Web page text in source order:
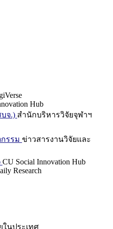
Hub
จ.) สำนักบริหารวิจัยจุฬาฯ
รรม ข่าวสารงานวิจัยและ
CU Social Innovation Hub
Research
ในประเทศ